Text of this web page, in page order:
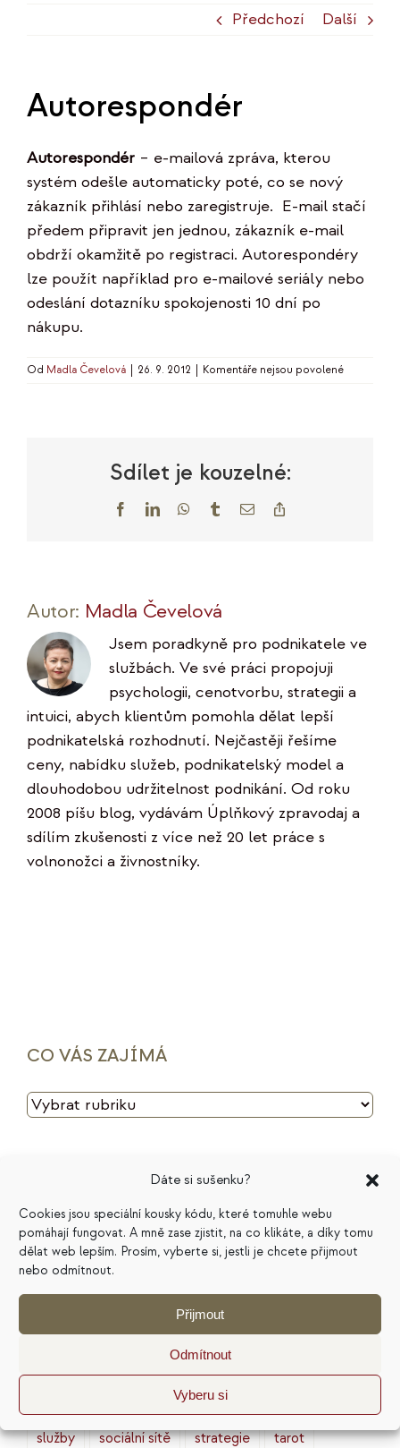
Dáte si sušenku?
Cookies jsou speciální kousky kódu, které tomuhle webu
pomáhají fungovat. A mně zase zjistit, na co klikáte, a díky tomu
dělat web lepším. Prosím, vyberte si, jestli je chcete přijmout
nebo odmítnout.
Přijmout
Odmítnout
Vyberu si
Předchozí Další
Autorespondér
Autorespondér – e-mailová zpráva, kterou
systém odešle automaticky poté, co se nový
zákazník přihlásí nebo zaregistruje. E-mail stačí
předem připravit jen jednou, zákazník e-mail
obdrží okamžitě po registraci. Autorespondéry
lze použít například pro e-mailové seriály nebo
odeslání dotazníku spokojenosti 10 dní po
nákupu.
Od Madla Čevelová 26. 9. 2012 Komentáře nejsou povolenéu
Sdílet je kouzelné:
FacebookLinkedInWhatsApp
TumblrE-
Autor: Madla Čevelová
Jsem poradkyně pro podnikatele ve
službách. Ve své práci propojuji
psychologii, cenotvorbu, strategii a
intuici, abych klientům pomohla dělat lepší
podnikatelská rozhodnutí. Nejčastěji řešíme
ceny, nabídku služeb, podnikatelský model a
dlouhodobou udržitelnost podnikání. Od roku
2008 píšu blog, vydávám Úplňkový zpravodaj a
sdílím zkušenosti z více než 20 let práce s
volnonožci a živnostníky.
CO VÁS ZAJÍMÁ
CO
HLEDAT PODLE TÉMATU
archetypy značek cenotvorba
energie
finance
HSP ideální zákazník
introjekty
intuice
konkurence legacy
magie
marketing
masterminding
mindset
psychologie
služby
sociální sítě strategie
tarot